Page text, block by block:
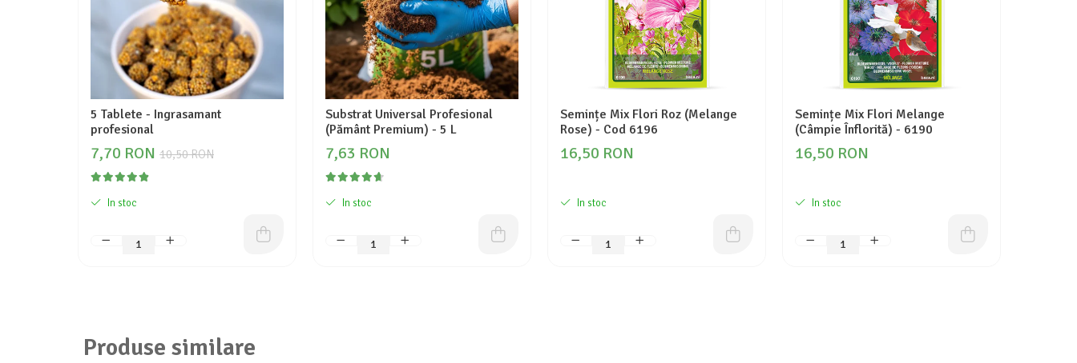
5 Tablete - Ingrasamant
profesional
10,50 RON
7,70 RON
In stoc
Substrat Universal Profesional
(Pământ Premium) - 5 L
7,63 RON
In stoc
Semințe Mix Flori Roz (Melange
Rose) - Cod 6196
16,50 RON
In stoc
Semințe Mix Flori Melange
(Câmpie Înflorită) - 6190
16,50 RON
In stoc
Produse similare